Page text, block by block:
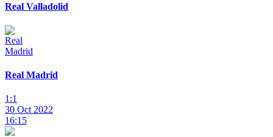
Real Valladolid
Real Madrid
1:1
30 Oct 2022
16:15